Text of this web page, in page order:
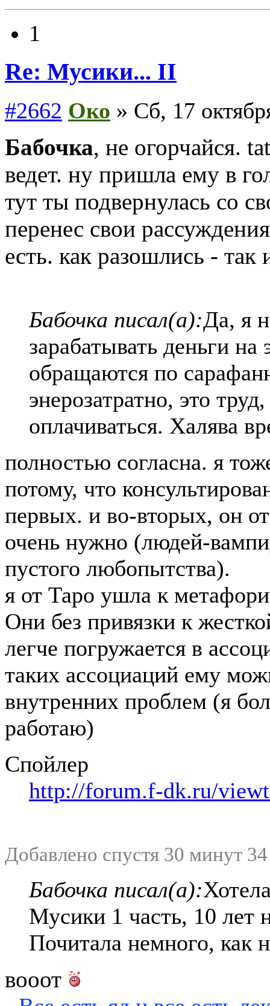
1
Re: Мусики... II
#2662 Око » Сб, 17
Бабочка, не огорчайся.
ведет. ну пришла ему в
тут ты подвернулась со
перенес свои
есть. как разошлись - так
Бабочка писал(а):Да, я
зарабатывать деньги
обращаются по
энерозатратно, это
оплачиваться. Халява
полностью согласна. я
потому, что
первых. и во-вторых, он
очень нужно (людей-
пустого любопытства).
я от Таро ушла к
Они без привязки к
легче погружается в
таких ассоциаций ему
внутренних проблем (я
работаю)
Спойлер
http://forum.f-dk.ru/
Добавлено спустя 30 минут
Бабочка писал(а):
Мусики 1 часть, 10 лет
Почитала немного, как
вооот